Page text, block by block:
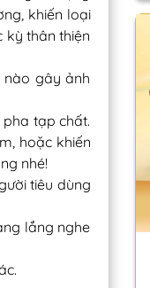
khiến loại
kỳ thân thiện
gây ảnh
tạp chất.
hoặc khiến
nhé!
tiêu dùng
lắng nghe